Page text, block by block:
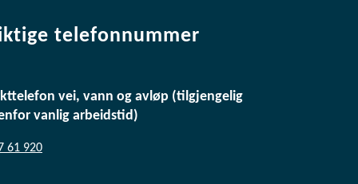
telefonnummer
vei, vann og avløp (tilgjengelig
vanlig arbeidstid)
61 920